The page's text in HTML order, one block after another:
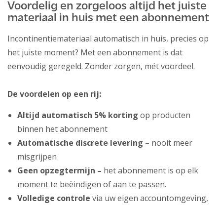
Voordelig en zorgeloos altijd het juiste
materiaal in huis met een abonnement
Incontinentiemateriaal automatisch in huis, precies op
het juiste moment? Met een abonnement is dat
eenvoudig geregeld. Zonder zorgen, mét voordeel.
De voordelen op een rij:
Altijd automatisch 5% korting op producten
binnen het abonnement
Automatische discrete levering – nooit meer
misgrijpen
Geen opzegtermijn – het abonnement is op elk
moment te beëindigen of aan te passen.
Volledige controle via uw eigen accountomgeving,